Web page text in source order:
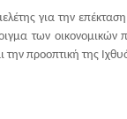
για την επέκταση
των
προοπτική της